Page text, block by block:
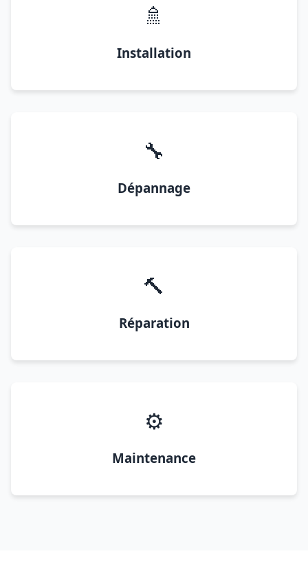
🚿
Installation
🔧
Dépannage
🔨
Réparation
⚙️
Maintenance